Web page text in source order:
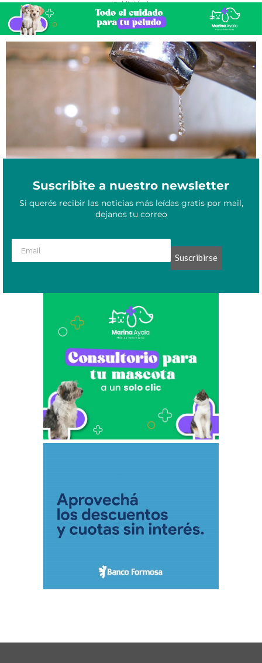
- Publicidad -
Aguas de Formosa informó un corte del servicio para este sábado
Suscribite a nuestro newsletter
Si querés recibir las noticias más leídas gratis por mail,
dejanos tu correo
Suscribirse